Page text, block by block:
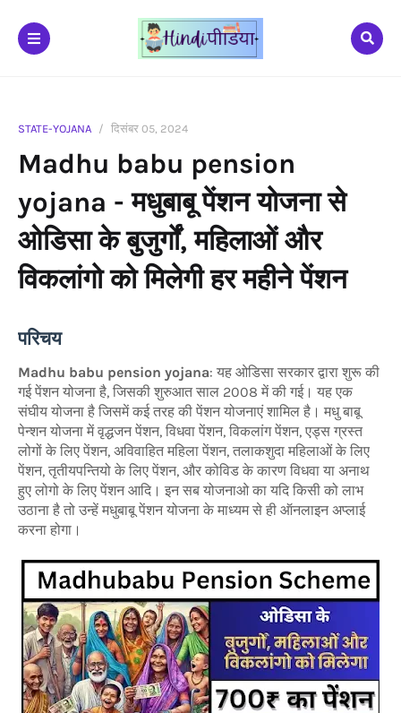
STATE-YOJANA दिसंबर 05, 2024
Madhu babu pension
yojana - मधुबाबू पेंशन योजना से
ओडिसा के बुजुर्गों, महिलाओं और
विकलांगो को मिलेगी हर महीने पेंशन
परिचय
Madhu babu pension yojana: यह ओडिसा सरकार द्वारा शुरू की
गई पेंशन योजना है, जिसकी शुरुआत साल 2008 में की गई। यह एक
संघीय योजना है जिसमें कई तरह की पेंशन योजनाएं शामिल है। मधु बाबू
पेन्शन योजना में वृद्धजन पेंशन, विधवा पेंशन, विकलांग पेंशन, एड्स ग्रस्त
लोगों के लिए पेंशन, अविवाहित महिला पेंशन, तलाकशुदा महिलाओं के लिए
पेंशन, तृतीयपन्तियो के लिए पेंशन, और कोविड के कारण विधवा या अनाथ
हुए लोगो के लिए पेंशन आदि। इन सब योजनाओ का यदि किसी को लाभ
उठाना है तो उन्हें मधुबाबू पेंशन योजना के माध्यम से ही ऑनलाइन अप्लाई
करना होगा।